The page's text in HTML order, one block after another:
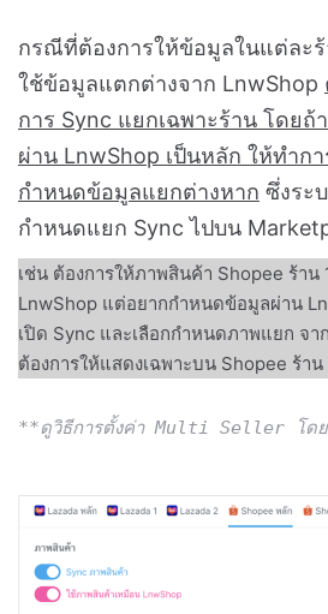
กรณีที่ต้องการให้ข้อมูลในแต่ละ
ใช้ข้อมูลแตกต่างจาก LnwShop
การ Sync แยกเฉพาะร้าน โดยถ้
ผ่าน LnwShop เป็นหลัก ให้ทำกา
กำหนดข้อมูลแยกต่างหาก ซึ่งระ
กำหนดแยก Sync ไปบน
เช่น ต้องการให้ภาพสินค้า Shopee ร้าน
LnwShop แต่อยากกำหนดข้อมูลผ่าน
เปิด Sync และเลือกกำหนดภาพแยก จ
ต้องการให้แสดงเฉพาะบน Shopee ร้าน
**ดูวิธีการตั้งค่า Multi Seller โดย